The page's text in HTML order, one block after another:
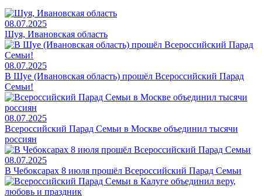
08.07.2025
Шуя, Ивановская область
08.07.2025
В Шуе (Ивановская область) прошёл Всероссийский Парад
Семьи!
08.07.2025
Всероссийский Парад Семьи в Москве объединил тысячи
россиян
08.07.2025
В Чебоксарах 8 июля прошёл Всероссийский Парад Семьи